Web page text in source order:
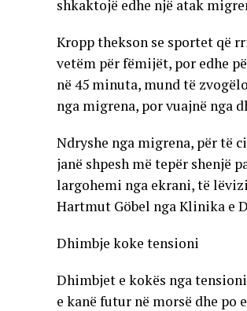
shkaktojë edhe një atak
Kropp thekson se sportet që
vetëm për fëmijët, por edhe
në 45 minuta, mund të
nga migrena, por vuajnë nga
Ndryshe nga migrena, për të
janë shpesh më tepër shenjë
largohemi nga ekrani, të
Hartmut Göbel nga Klinika e
Dhimbje koke tensioni
Dhimbjet e kokës nga
e kanë futur në morsë dhe